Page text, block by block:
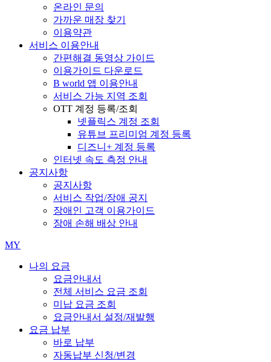
온라인 문의
가까운 매장 찾기
이용약관
서비스 이용안내
간편해결 동영상 가이드
이용가이드 다운로드
B world 앱 이용안내
서비스 가능 지역 조회
OTT 계정 등록/조회
넷플릭스 계정 조회
유튜브 프리미엄 계정 등록
디즈니+ 계정 등록
인터넷 속도 측정 안내
공지사항
공지사항
서비스 작업/장애 공지
장애인 고객 이용가이드
장애 손해 배상 안내
MY
나의 요금
요금안내서
전체 서비스 요금 조회
미납 요금 조회
요금안내서 설정/재발행
요금 납부
바로 납부
자동납부 신청/변경